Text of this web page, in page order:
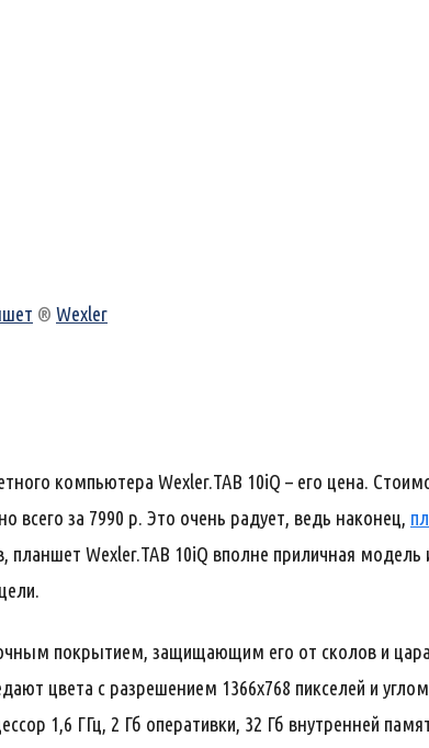
® Wexler
компьютера Wexler.TAB 10iQ – его цена.
всего за 7990 р. Это очень радует, ведь наконец,
планшет Wexler.TAB 10iQ вполне приличная модель
покрытием, защищающим его от сколов и
цвета с разрешением 1366х768 пикселей и
1,6 ГГц, 2 Гб оперативки, 32 Гб внутренней